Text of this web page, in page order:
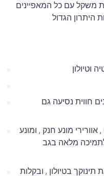
משקל עם כל המאפיינים
היתרון הגדול
חווית נסיעה גם
מונע חנק , ומונע
מלאה בגב
תינוקך בטיולון , ובקלות